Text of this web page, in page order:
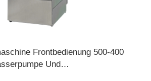
Frontbedienung 500-400
Und